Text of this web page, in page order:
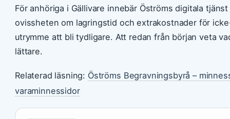
För anhöriga i Gällivare innebär Öströms digitala
ovissheten om lagringstid och extrakostnader för
utrymme att bli tydligare. Att redan från början veta
lättare.
Relaterad läsning: Öströms Begravningsbyrå –
varaminnessidor